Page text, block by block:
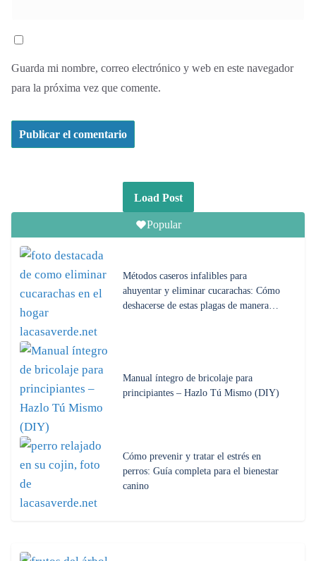
Guarda mi nombre, correo electrónico y web en este navegador
para la próxima vez que comente.
Load Post
Popular
Métodos caseros infalibles para
ahuyentar y eliminar cucarachas: Cómo
deshacerse de estas plagas de manera…
Manual íntegro de bricolaje para
principiantes – Hazlo Tú Mismo (DIY)
Cómo prevenir y tratar el estrés en
perros: Guía completa para el bienestar
canino